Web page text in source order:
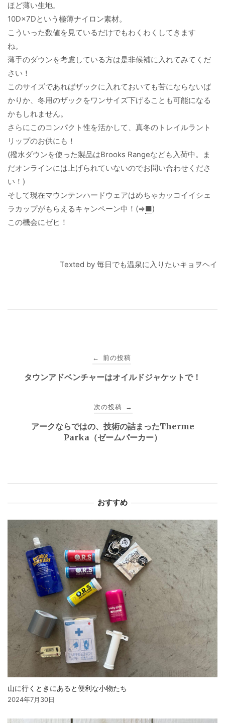
ほど薄い生地。
10D×7Dという極薄ナイロン素材。
こういった数値を見ているだけでもわくわくしてきます
ね。
薄手のダウンを考慮している方は是非候補に入れてみてくだ
さい！
このサイズであればザックに入れておいても苦にならないば
かりか、冬用のザックをワンサイズ下げることも可能になる
かもしれません。
さらにこのコンパクト性を活かして、真冬のトレイルラント
リップのお供にも！
(撥水ダウンを使った製品はBrooks Rangeなども入荷中。ま
だオンラインには上げられていないのでお問い合わせくださ
い！)
そして現在マウンテンハードウェアはめちゃカッコイイシェ
ラカップがもらえるキャンペーン中！(⇒■)
この機会にゼヒ！
Texted by 毎日でも温泉に入りたいキョヲヘイ
← 前の投稿
タウンアドベンチャーはオイルドジャケットで！
次の投稿 →
アークならではの、技術の詰まったTherme
Parka（ゼームパーカー）
おすすめ
山に行くときにあると便利な小物たち
2024年7月30日